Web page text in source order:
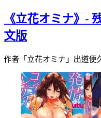
《立花オミナ》-
文版
作者「立花オミナ」出道便